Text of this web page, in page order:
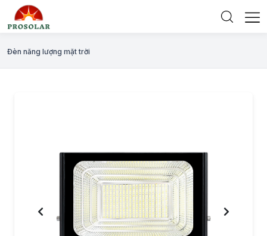
Đèn năng lượng mặt trời